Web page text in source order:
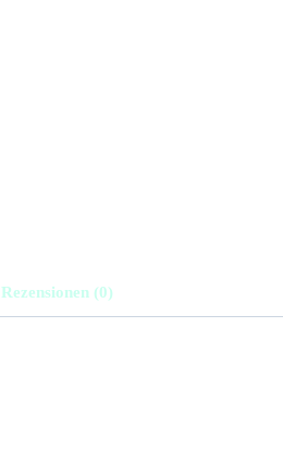
Rezensionen (0)